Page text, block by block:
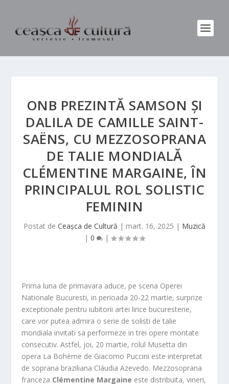
ONB PREZINTĂ SAMSON ȘI
DALILA DE CAMILLE SAINT-
SAËNS, CU MEZZOSOPRANA
DE TALIE MONDIALĂ
CLÉMENTINE MARGAINE, ÎN
PRINCIPALUL ROL SOLISTIC
FEMININ
Postat de Ceașca de Cultură | mart. 16, 2025 | Muzică
| 0 |
Prima luna de primavara aduce, pe scena Operei
Nationale Bucuresti, in perioada 20-22 martie, surprize
exceptionale pentru iubitorii artei lirice bucurestene,
care vor putea admira o serie de solisti de talie
mondiala invitati sa performeze in trei opere montate
consecutiv. Astfel, joi, 20 martie, rolul Musetta din
opera La Bohème de Giacomo Puccini este interpretat
de soprana braziliana Cláudia Azevedo. Mezzosoprana
franceza Clémentine Margaine este distribuita, vineri,